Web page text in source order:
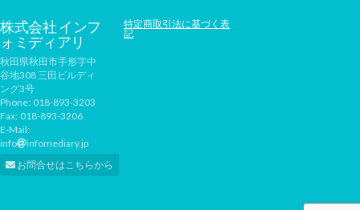
株式会社 インフ
ォミディアリ
秋田県秋田市手形字中
谷地308 三田ビルディ
ング3号
Phone: 018-893-3203
Fax: 018-893-3206
E-Mail:
info
infomediary.jp
お問合せはこちらから
特定商取引法に基づく表
記